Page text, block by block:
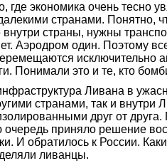
где экономика очень тесно
странами. Понятно,
страны, нужны
Аэродром один. Поэтому
исключительно
Понимали это и те, кто
Ливана в
странами, так и внутри
друг от
очередь приняло решение
И обратилось к России.
ливанцы.